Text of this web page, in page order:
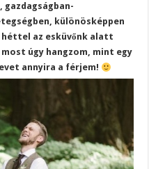
gazdagságban-
különösképpen
az esküvőnk alatt
úgy hangzom, mint egy
annyira a férjem!